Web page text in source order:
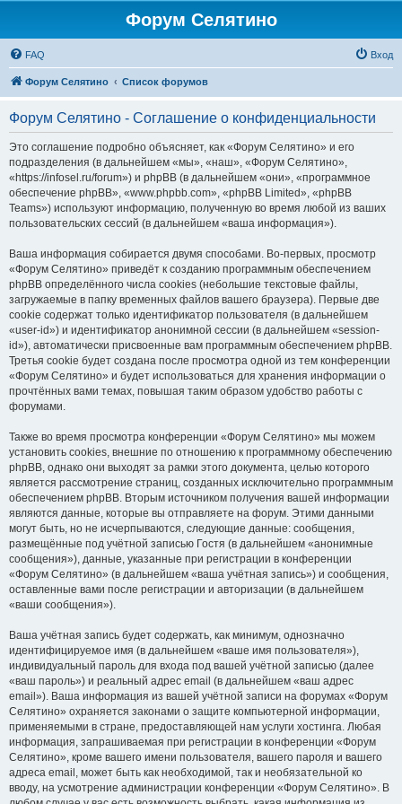
Форум Селятино
FAQ Вход
Форум Селятино Список форумов
Форум Селятино - Соглашение о конфиденциальности
Это соглашение подробно объясняет, как «Форум Селятино» и его
подразделения (в дальнейшем «мы», «наш», «Форум Селятино»,
«https://infosel.ru/forum») и phpBB (в дальнейшем «они», «программное
обеспечение phpBB», «www.phpbb.com», «phpBB Limited», «phpBB
Teams») используют информацию, полученную во время любой из ваших
пользовательских сессий (в дальнейшем «ваша информация»).
Ваша информация собирается двумя способами. Во-первых, просмотр
«Форум Селятино» приведёт к созданию программным обеспечением
phpBB определённого числа cookies (небольшие текстовые файлы,
загружаемые в папку временных файлов вашего браузера). Первые две
cookie содержат только идентификатор пользователя (в дальнейшем
«user-id») и идентификатор анонимной сессии (в дальнейшем «session-
id»), автоматически присвоенные вам программным обеспечением phpBB.
Третья cookie будет создана после просмотра одной из тем конференции
«Форум Селятино» и будет использоваться для хранения информации о
прочтённых вами темах, повышая таким образом удобство работы с
форумами.
Также во время просмотра конференции «Форум Селятино» мы можем
установить cookies, внешние по отношению к программному обеспечению
phpBB, однако они выходят за рамки этого документа, целью которого
является рассмотрение страниц, созданных исключительно программным
обеспечением phpBB. Вторым источником получения вашей информации
являются данные, которые вы отправляете на форум. Этими данными
могут быть, но не исчерпываются, следующие данные: сообщения,
размещённые под учётной записью Гостя (в дальнейшем «анонимные
сообщения»), данные, указанные при регистрации в конференции
«Форум Селятино» (в дальнейшем «ваша учётная запись») и сообщения,
оставленные вами после регистрации и авторизации (в дальнейшем
«ваши сообщения»).
Ваша учётная запись будет содержать, как минимум, однозначно
идентифицируемое имя (в дальнейшем «ваше имя пользователя»),
индивидуальный пароль для входа под вашей учётной записью (далее
«ваш пароль») и реальный адрес email (в дальнейшем «ваш адрес
email»). Ваша информация из вашей учётной записи на форумах «Форум
Селятино» охраняется законами о защите компьютерной информации,
применяемыми в стране, предоставляющей нам услуги хостинга. Любая
информация, запрашиваемая при регистрации в конференции «Форум
Селятино», кроме вашего имени пользователя, вашего пароля и вашего
адреса email, может быть как необходимой, так и необязательной ко
вводу, на усмотрение администрации конференции «Форум Селятино». В